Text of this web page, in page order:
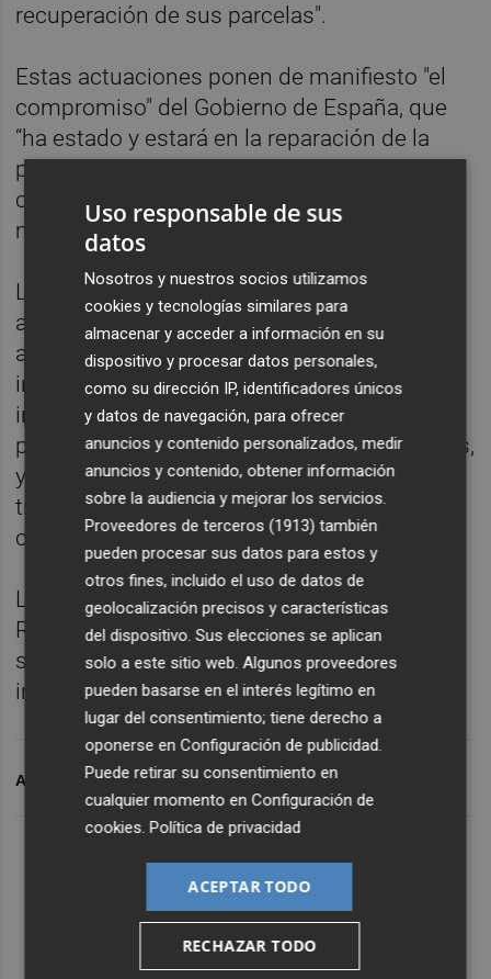
recuperación de sus parcelas".
Estas actuaciones ponen de manifiesto "el
compromiso" del Gobierno de España, que
“ha estado y estará en la reparación de la
provincia de Valencia afectada por la dana
con unas infraestructuras mejoradas y
mucho más resilientes”, ha subrayado.
La comisionada para la reconstrucción ha
alabado el trabajo de los alcaldes y
alcaldesas en la reparación de las
infraestructuras municipales y por poner el
interés antes que nada de sus ciudadanos
para que esas infraestructuras sean mejores,
y el Gobierno les "ha acompañado" en el
trabajo de reconstruir y de repensar sus
ciudades.
La inversión total del Gobierno de España en
Real para la reconstrucción tras la dana
supera los 44 millones de euros, según
indica en un comunicado.
ARCHIVADO EN DANA VALENCIA DANA
Uso responsable de sus
datos
Nosotros y nuestros socios utilizamos
cookies y tecnologías similares para
almacenar y acceder a información en su
dispositivo y procesar datos personales,
como su dirección IP, identificadores únicos
y datos de navegación, para ofrecer
anuncios y contenido personalizados, medir
anuncios y contenido, obtener información
sobre la audiencia y mejorar los servicios.
Proveedores de terceros (1913) también
pueden procesar sus datos para estos y
otros fines, incluido el uso de datos de
geolocalización precisos y características
del dispositivo. Sus elecciones se aplican
solo a este sitio web. Algunos proveedores
pueden basarse en el interés legítimo en
lugar del consentimiento; tiene derecho a
oponerse enConfiguración de publicidad.
Puede retirar su consentimiento en
cualquier momento enConfiguración de
cookies.Política de privacidad
ACEPTAR TODO
RECHAZAR TODO